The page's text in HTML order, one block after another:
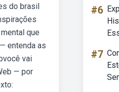
do brasil
que
entenda as
vai
— por
#6
#7